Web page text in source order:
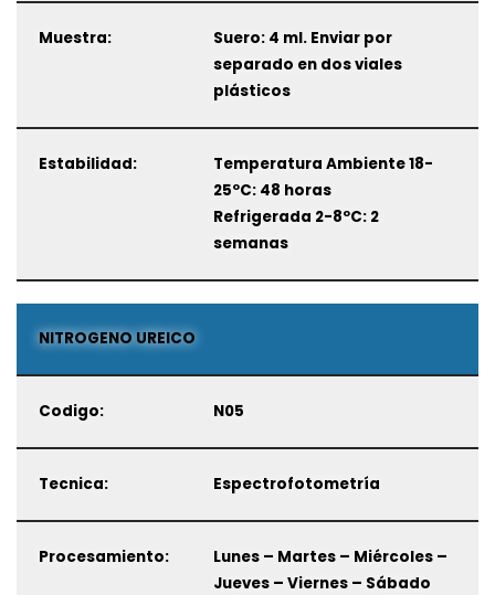
Muestra:
Suero: 4 ml. Enviar por
separado en dos viales
plásticos
Estabilidad:
Temperatura Ambiente 18-
25ºC: 48 horas
Refrigerada 2-8ºC: 2
semanas
NITROGENO UREICO
Codigo: N05
Tecnica: Espectrofotometría
Procesamiento:
Lunes – Martes – Miércoles –
Jueves – Viernes – Sábado